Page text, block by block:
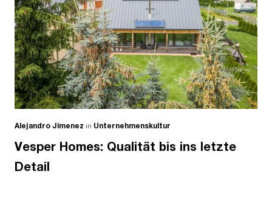
Alejandro Jimenez in Unternehmenskultur
Vesper Homes: Qualität bis ins letzte
Detail